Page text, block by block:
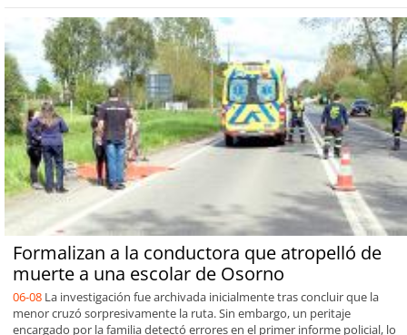
Formalizan a la conductora que atropelló de
muerte a una escolar de Osorno
06-08 La investigación fue archivada inicialmente tras concluir que la
menor cruzó sorpresivamente la ruta. Sin embargo, un peritaje
encargado por la familia detectó errores en el primer informe policial, lo